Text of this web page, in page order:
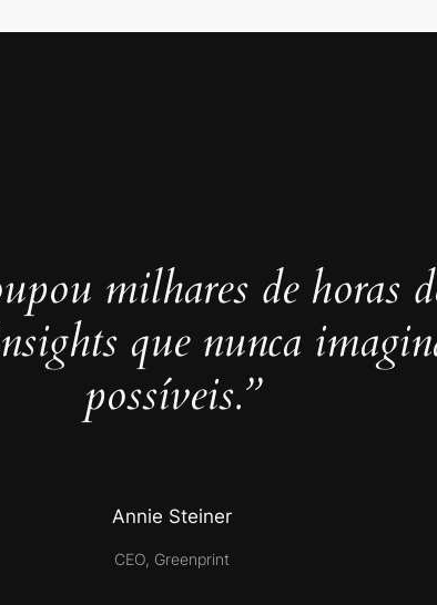
milhares de horas
que nunca
possíveis.”
Annie Steiner
CEO, Greenprint